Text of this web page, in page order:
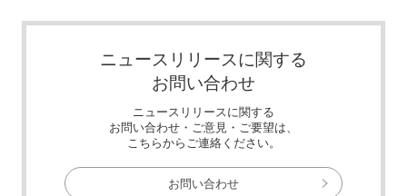
ニュースリリースに関する
お問い合わせ
ニュースリリースに関する
お問い合わせ・ご意見・ご要望は、
こちらからご連絡ください。
お問い合わせ